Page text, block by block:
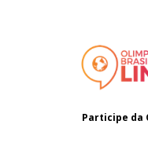
Participe da